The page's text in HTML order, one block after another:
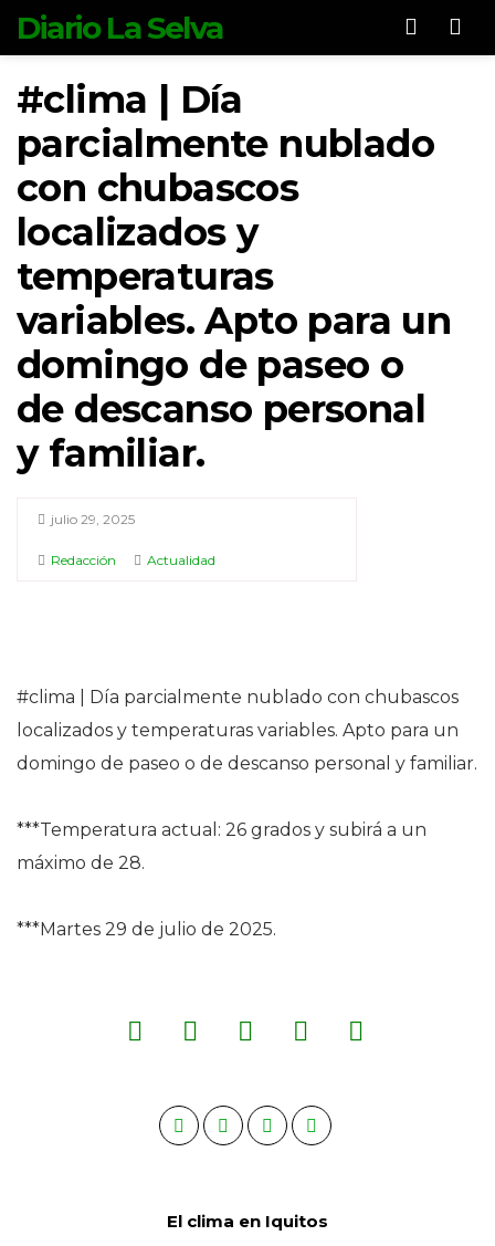
Diario La Selva
#clima | Día
parcialmente nublado
con chubascos
localizados y
temperaturas
variables. Apto para un
domingo de paseo o
de descanso personal
y familiar.
julio 29, 2025
Redacción Actualidad
#clima | Día parcialmente nublado con chubascos
localizados y temperaturas variables. Apto para un
domingo de paseo o de descanso personal y familiar.
***Temperatura actual: 26 grados y subirá a un
máximo de 28.
***Martes 29 de julio de 2025.
El clima en Iquitos